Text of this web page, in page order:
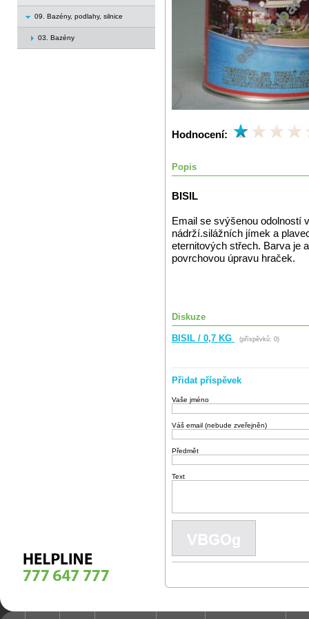
09. Bazény, podlahy, silnice
03. Bazény
Hodnocení:
Popis
BISIL
Email se svýšenou odolností
nádrží.silážních jímek a
eternitových střech. Barva je
povrchovou úpravu hraček.
Diskuze
BISIL / 0,7 KG (příspěvků: 0)
Přidat příspěvek
Vaše jméno
Váš email (nebude zveřejněn)
Předmět
Text